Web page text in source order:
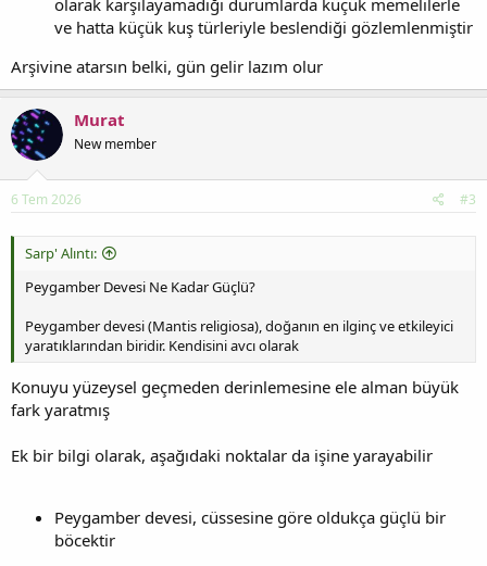
ve hatta küçük kuş türleriyle beslendiği gözlemlenmiştir
Arşivine atarsın belki, gün gelir lazım olur
Murat
New member
6 Tem 2026 #3
Sarp' Alıntı:
Peygamber Devesi Ne Kadar Güçlü?
Peygamber devesi (Mantis religiosa), doğanın en ilginç ve etkileyici
yaratıklarından biridir. Kendisini avcı olarak
Konuyu yüzeysel geçmeden derinlemesine ele alman büyük
fark yaratmış
Ek bir bilgi olarak, aşağıdaki noktalar da işine yarayabilir
Peygamber devesi, cüssesine göre oldukça güçlü bir
böcektir